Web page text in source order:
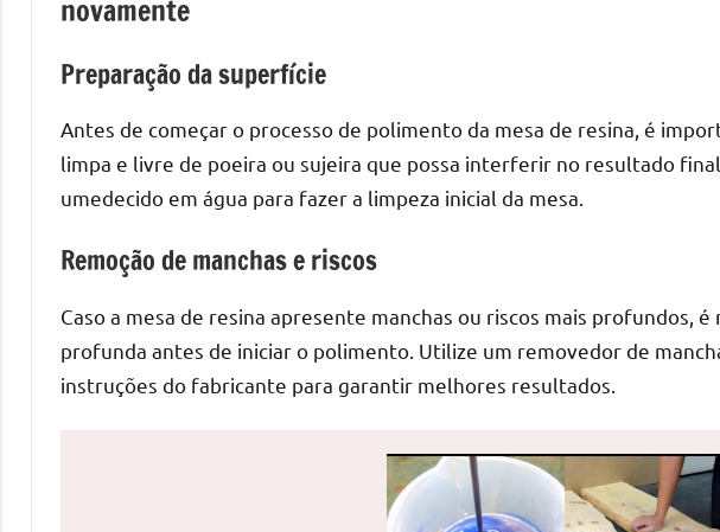
de
resina
e
cascata
resinadas.
Quer
à
procura
novamente
Preparação da superfície
Antes de começar o processo de polimento da mesa de resina, é
limpa e livre de poeira ou sujeira que possa interferir no resultado
umedecido em água para fazer a limpeza inicial da mesa.
Remoção de manchas e riscos
Caso a mesa de resina apresente manchas ou riscos mais profundos,
profunda antes de iniciar o polimento. Utilize um removedor de
instruções do fabricante para garantir melhores resultados.